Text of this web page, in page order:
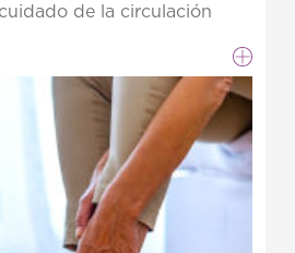
de la circulación